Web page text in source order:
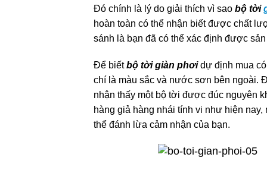
Đó chính là lý do giải thích vì sao bộ tời
hoàn toàn có thể nhận biết được chất
sánh là bạn đã có thể xác định được
Để biếtbộ tời giàn phơi dự định mua
chí là màu sắc và nước sơn bên ngoài.
nhận thấy một bộ tời được đúc nguyên
hàng giả hàng nhái tính vi như hiện
thể đánh lừa cảm nhận của bạn.